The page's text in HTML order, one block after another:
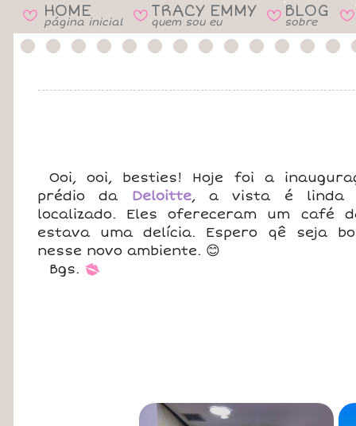
B HOME
página inicial B TRACY EMMY
quem sou eu B BLOG
sobre B
Ooi, ooi, besties! Hoje foi a
prédio da Deloitte, a vista é
localizado. Eles ofereceram um café
estava uma delícia. Espero qê seja
nesse novo ambiente. 😊
Bgs. *